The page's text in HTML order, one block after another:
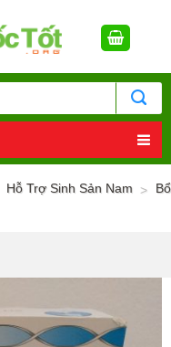
Hỗ Trợ Sinh Sản Nam >
Bổ